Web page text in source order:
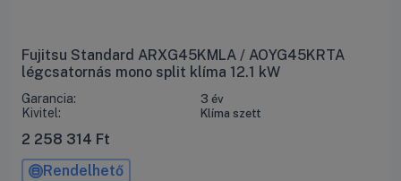
Fujitsu Standard ARXG45KMLA / AOYG45KRTA
légcsatornás mono split klíma 12.1 kW
Garancia: 3 év
Kivitel: Klíma szett
2 258 314 Ft
Rendelhető